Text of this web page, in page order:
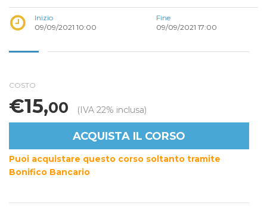
Inizio
09/09/2021 10:00
Fine
09/09/2021 17:00
COSTO
€15,00 (IVA 22% inclusa)
ACQUISTA IL CORSO
Puoi acquistare questo corso soltanto tramite
Bonifico Bancario